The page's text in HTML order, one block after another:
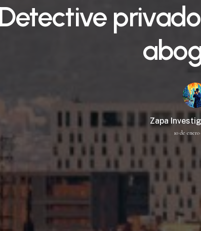
Detective
Zapa
10 de enero